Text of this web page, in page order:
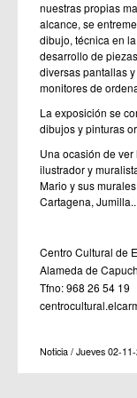
nuestras propias
alcance, se
dibujo, técnica en
desarrollo de
diversas pantallas
monitores de
La exposición se
dibujos y pinturas
Una ocasión de
ilustrador y
Mario y sus
Cartagena, Jumilla...
Centro Cultural de
Alameda de
Tfno: 968 26 54 19
Noticia / Jueves 02-